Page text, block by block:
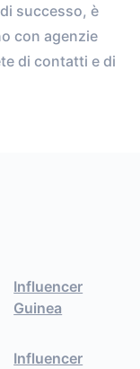
successo, è
con agenzie
di contatti e di
Influencer
Guinea
Influencer